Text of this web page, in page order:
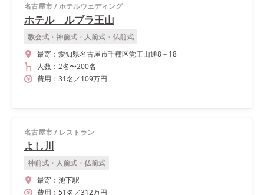
名古屋市/ホテルウェディング
ホテル ルブラ王山
教会式・神前式・人前式・仏前式
最寄： 愛知県名古屋市千種区覚王山通8－18
人数： 2名〜200名
費用： 31名 ／109万円
名古屋市/ レストラン
よし川
神前式・人前式・仏前式
最寄： 池下駅
費用： 51名 ／312万円